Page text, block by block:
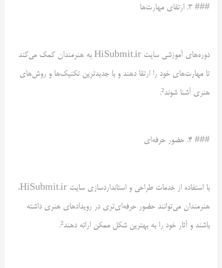
### ۳. ارتقای مهارت‌ها
دوره‌های آموزشی سایت HiSubmit.ir به هنرمندان کمک می‌کند
تا مهارت‌های خود را ارتقا دهند و با جدیدترین تکنیک‌ها و روش‌های
هنری آشنا شوند².
### ۴. حضور حرفه‌ای
با استفاده از خدمات طراحی و استانداردسازی سایت HiSubmit.ir،
هنرمندان می‌توانند حضور حرفه‌ای‌تری در رویدادهای هنری داشته
باشند و آثار خود را به بهترین شکل ممکن ارائه دهند².